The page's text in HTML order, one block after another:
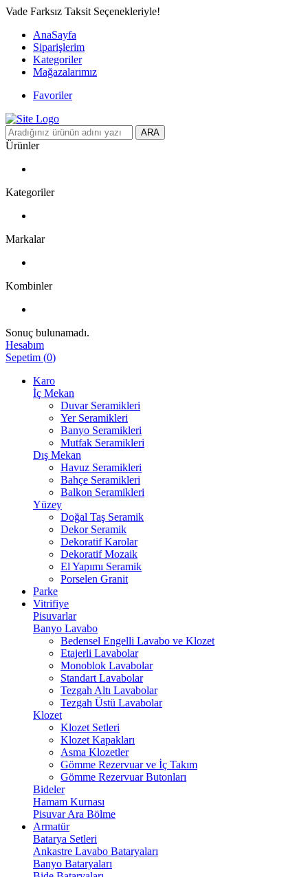
Vade Farksız Taksit Seçenekleriyle!
AnaSayfa
Siparişlerim
Kategoriler
Mağazalarımız
Favoriler
ARA
Ürünler
Kategoriler
Markalar
Kombinler
Sonuç bulunamadı.
Hesabım
Sepetim (0)
Karo
İç Mekan
Duvar Seramikleri
Yer Seramikleri
Banyo Seramikleri
Mutfak Seramikleri
Dış Mekan
Havuz Seramikleri
Bahçe Seramikleri
Balkon Seramikleri
Yüzey
Doğal Taş Seramik
Dekor Seramik
Dekoratif Karolar
Dekoratif Mozaik
El Yapımı Seramik
Porselen Granit
Parke
Vitrifiye
Pisuvarlar
Banyo Lavabo
Bedensel Engelli Lavabo ve Klozet
Etajerli Lavabolar
Monoblok Lavabolar
Standart Lavabolar
Tezgah Altı Lavabolar
Tezgah Üstü Lavabolar
Klozet
Klozet Setleri
Klozet Kapakları
Asma Klozetler
Gömme Rezervuar ve İç Takım
Gömme Rezervuar Butonları
Bideler
Hamam Kurnası
Pisuvar Ara Bölme
Armatür
Batarya Setleri
Ankastre Lavabo Bataryaları
Banyo Bataryaları